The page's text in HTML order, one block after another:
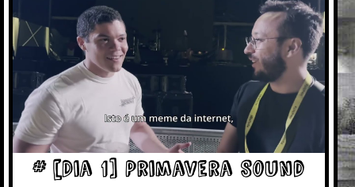
# [Dia 1] Primavera Sound